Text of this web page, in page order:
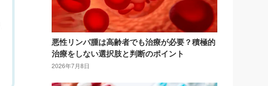
悪性リンパ腫は高齢者でも治療が必要？積極的
治療をしない選択肢と判断のポイント
2026年7月8日